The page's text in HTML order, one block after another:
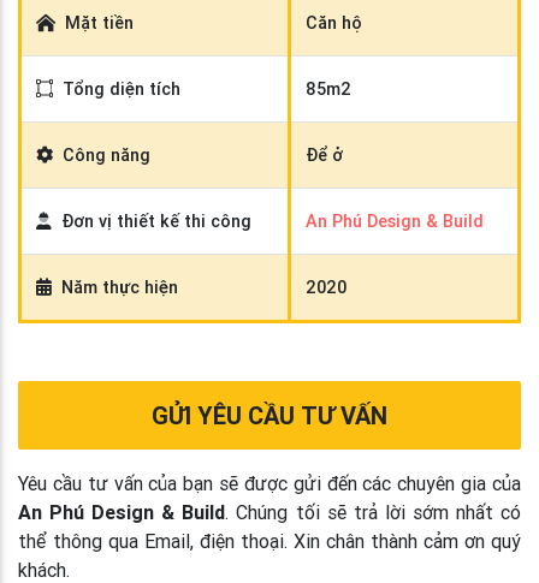
Mặt tiền Căn hộ
Tổng diện tích 85m2
Công năng Để ở
Đơn vị thiết kế thi công An Phú Design & Build
Năm thực hiện 2020
GỬI YÊU CẦU TƯ VẤN
Yêu cầu tư vấn của bạn sẽ được gửi đến các chuyên gia của
An Phú Design & Build. Chúng tối sẽ trả lời sớm nhất có
thể thông qua Email, điện thoại. Xin chân thành cảm ơn quý
khách.